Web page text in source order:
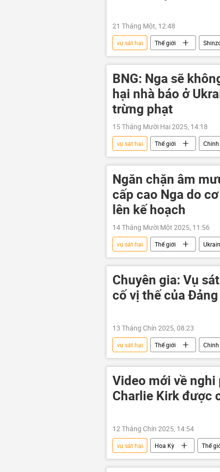
21 Tháng Một, 12:48
vụ sát hại Thế giới
Nhật Bản
Vụ ám sát cựu
BNG: Nga sẽ
hại nhà báo ở
trừng phạt
15 Tháng Mười Hai 2025, 14:18
vụ sát hại Thế giới
Maria Zakharova
nhà báo
Ngăn chặn âm
cấp cao Nga do
lên kế hoạch
14 Tháng Mười Một 2025, 11:56
vụ sát hại Thế giới
khủng bố
Chuyên gia: Vụ
cố vị thế của
13 Tháng Chín 2025, 08:23
vụ sát hại Thế giới
Đảng Cộng hòa
Video mới về
Charlie Kirk được
12 Tháng Chín 2025, 14:54
vụ sát hại Hoa Kỳ Thế